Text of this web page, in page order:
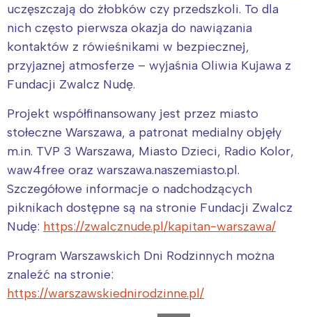
uczęszczają do żłobków czy przedszkoli. To dla
nich często pierwsza okazja do nawiązania
kontaktów z rówieśnikami w bezpiecznej,
przyjaznej atmosferze – wyjaśnia Oliwia Kujawa z
Fundacji Zwalcz Nudę.
Projekt współfinansowany jest przez miasto
stołeczne Warszawa, a patronat medialny objęły
m.in. TVP 3 Warszawa, Miasto Dzieci, Radio Kolor,
waw4free oraz warszawa.naszemiasto.pl.
Szczegółowe informacje o nadchodzących
piknikach dostępne są na stronie Fundacji Zwalcz
Nudę: https://zwalcznude.pl/kapitan-warszawa/
Program Warszawskich Dni Rodzinnych można
znaleźć na stronie:
https://warszawskiednirodzinne.pl/